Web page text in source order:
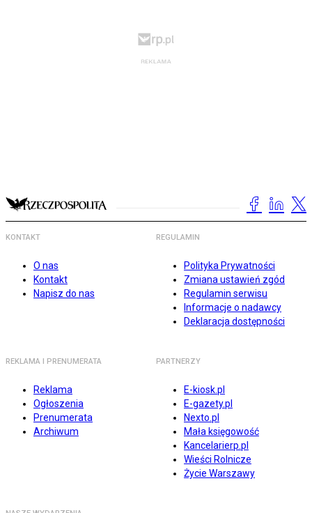
KONTAKT
O nas
Kontakt
Napisz do nas
REGULAMIN
Polityka Prywatności
Zmiana ustawień zgód
Regulamin serwisu
Informacje o nadawcy
Deklaracja dostępności
REKLAMA I PRENUMERATA
Reklama
Ogłoszenia
Prenumerata
Archiwum
PARTNERZY
E-kiosk.pl
E-gazety.pl
Nexto.pl
Mała księgowość
Kancelarierp.pl
Wieści Rolnicze
Życie Warszawy